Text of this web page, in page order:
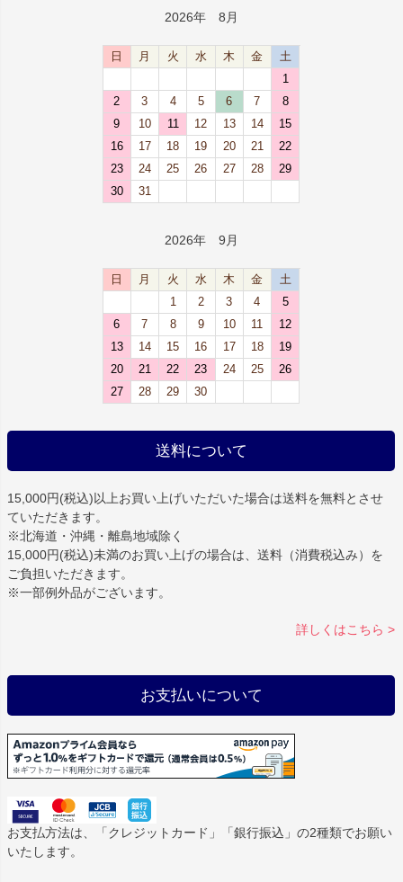
2026年 8月
日 月 火 水 木 金
土
1
2
3 4 5 6 7
8
9
10 11 12 13 14
15
16
17 18 19 20 21
22
23
24 25 26 27 28
29
30
31
2026年 9月
日 月 火 水 木 金
土
1
2 3 4
5
6
7 8 9 10 11
12
13
14 15 16 17 18
19
20
21 22 23 24 25
26
27
28 29 30
送料について
15,000円(税込)以上お買い上げいただいた場合は送料を無料とさせ
ていただきます。
※北海道・沖縄・離島地域除く
15,000円(税込)未満のお買い上げの場合は、送料（消費税込み）を
ご負担いただきます。
※一部例外品がございます。
詳しくはこちら >
お支払いについて
お支払方法は、「クレジットカード」「銀行振込」の2種類でお願い
いたします。